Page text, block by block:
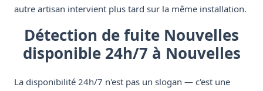
autre artisan intervient plus tard sur la même installation.
Détection de fuite Nouvelles
disponible 24h/7 à Nouvelles
La disponibilité 24h/7 n'est pas un slogan — c'est une